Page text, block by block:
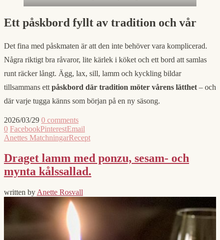
Ett påskbord fyllt av tradition och vår
Det fina med påskmaten är att den inte behöver vara komplicerad.
Några riktigt bra råvaror, lite kärlek i köket och ett bord att samlas
runt räcker långt. Ägg, lax, sill, lamm och kyckling bildar
tillsammans ett påskbord där tradition möter vårens lätthet – och
där varje tugga känns som början på en ny säsong.
2026/03/29 0 comments
0 FacebookPinterestEmail
Anettes MatchningarRecept
Draget lamm med ponzu, sesam- och
mynta kålssallad.
written by Anette Rosvall